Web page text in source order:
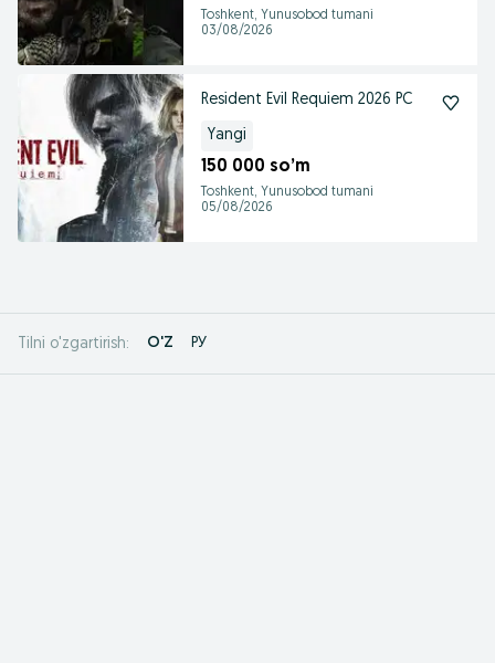
Toshkent, Yunusobod tumani
03/08/2026
Resident Evil Requiem 2026 PC
Yangi
150 000 so’m
Toshkent, Yunusobod tumani
05/08/2026
Tilni o'zgartirish: O'Z РУ